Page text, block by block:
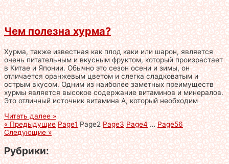
Чем полезна хурма?
Хурма, также известная как плод каки или шарон, является
очень питательным и вкусным фруктом, который произрастает
в Китае и Японии. Обычно это сезон осени и зимы, он
отличается оранжевым цветом и слегка сладковатым и
острым вкусом. Одним из наиболее заметных преимуществ
хурмы является высокое содержание витаминов и минералов.
Это отличный источник витамина А, который необходим
Читать далее »
« Предыдущие Page1 Page2 Page3 Page4 … Page56
Следующие »
Рубрики: